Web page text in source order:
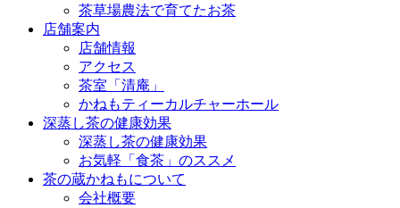
茶草場農法で育てたお茶
店舗案内
店舗情報
アクセス
茶室「清庵」
かねもティーカルチャーホール
深蒸し茶の健康効果
深蒸し茶の健康効果
お気軽「食茶」のススメ
茶の蔵かねもについて
会社概要